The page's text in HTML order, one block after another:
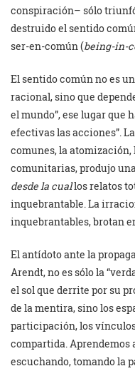
conspiración– sólo
destruido el sentido
ser-en-común (being-in-
El sentido común no es
racional, sino que
el mundo”, ese lugar que
efectivas las acciones”.
comunes, la
comunitarias, produjo
desde la cuallos relatos
inquebrantable. La
inquebrantables, brotan
El antídoto ante la
Arendt, no es sólo la
el sol que derrite por su
de la mentira, sino los
participación, los
compartida. Aprendemos
escuchando, tomando la